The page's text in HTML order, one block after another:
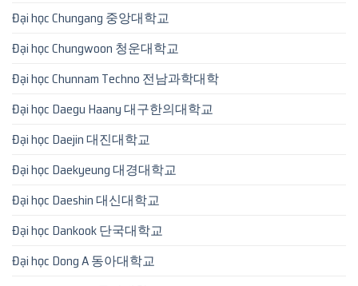
Đại học Chungang 중앙대학교
Đại học Chungwoon 청운대학교
Đại học Chunnam Techno 전남과학대학
Đại học Daegu Haany 대구한의대학교
Đại học Daejin 대진대학교
Đại học Daekyeung 대경대학교
Đại học Daeshin 대신대학교
Đại học Dankook 단국대학교
Đại học Dong A 동아대학교